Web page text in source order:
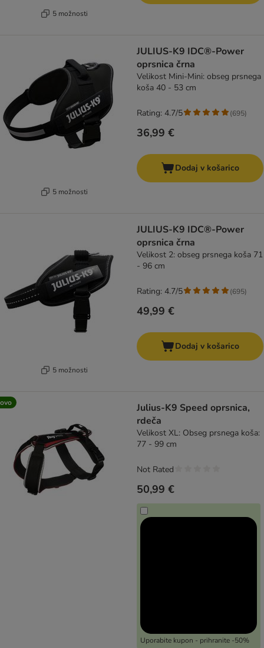
5 možnosti
5 možnosti
JULIUS-K9 IDC®-Power
oprsnica črna
Velikost Mini-Mini: obseg prsnega
koša 40 - 53 cm
36,99 €
Rating: 4.7/5 (695)
Dodaj v košarico
5 možnosti
JULIUS-K9 IDC®-Power
oprsnica črna
Velikost 2: obseg prsnega koša 71
- 96 cm
49,99 €
Rating: 4.7/5 (695)
Dodaj v košarico
Julius-K9 Speed oprsnica,
rdeča
Velikost XL: Obseg prsnega koša:
77 - 99 cm
50,99 €
Uporabite kupon - prihranite -50%
Not Rated